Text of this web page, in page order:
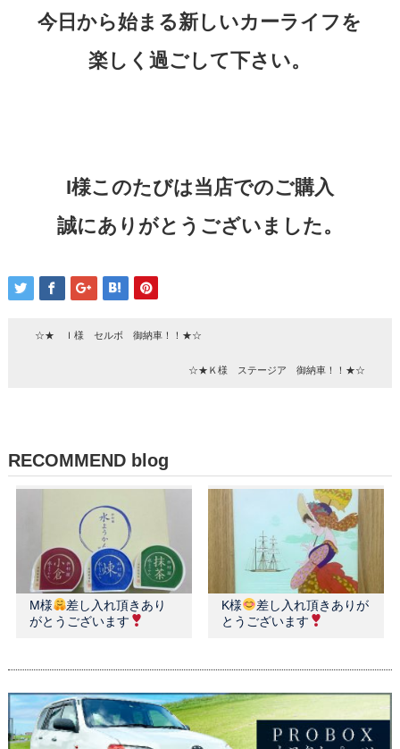
今日から始まる新しいカーライフを
楽しく過ごして下さい。
I様このたびは当店でのご購入
誠にありがとうございました。
☆★ Ｉ様 セルボ 御納車！！★☆
☆★Ｋ様 ステージア 御納車！！★☆
RECOMMEND blog
M様
差し入れ頂きあり
がとうございます
K様
差し入れ頂きありが
とうございます